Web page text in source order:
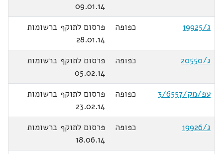
09.01.14
ג/19925
כפופה
פרסום לתוקף ברשומות
28.01.14
ג/20550
כפופה
פרסום לתוקף ברשומות
05.02.14
עפ/מק/3/6557
כפופה
פרסום לתוקף ברשומות
23.02.14
ג/19926
כפופה
פרסום לתוקף ברשומות
18.06.14